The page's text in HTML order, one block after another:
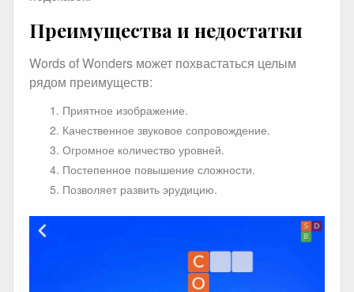
Преимущества и недостатки
Words of Wonders может похвастаться целым
рядом преимуществ:
Приятное изображение.
Качественное звуковое сопровождение.
Огромное количество уровней.
Постепенное повышение сложности.
Позволяет развить эрудицию.